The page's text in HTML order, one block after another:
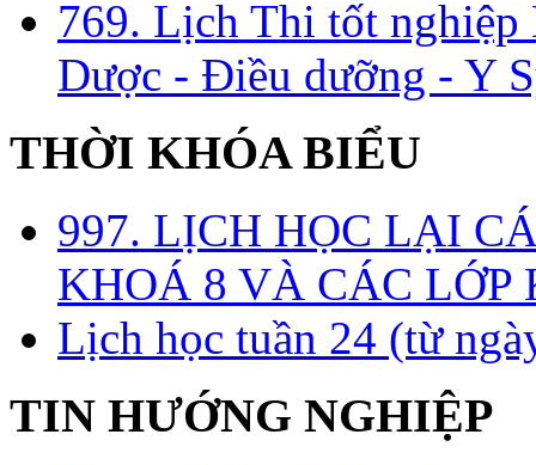
769. Lịch Thi tốt
Dược - Điều dưỡng - Y
THỜI KHÓA BIỂU
997. LỊCH HỌC LẠI
KHOÁ 8 VÀ CÁC LỚP
Lịch học tuần 24 (từ
TIN HƯỚNG NGHIỆP